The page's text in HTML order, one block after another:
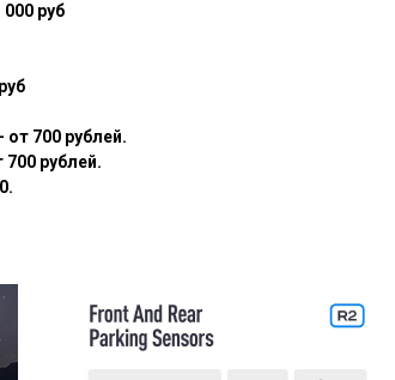
руб
700 рублей.
рублей.